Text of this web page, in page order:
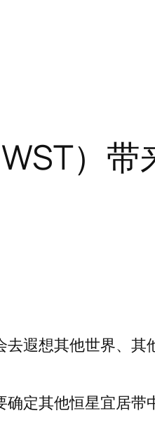
）带
遐想其他世界、
定其他恒星宜居